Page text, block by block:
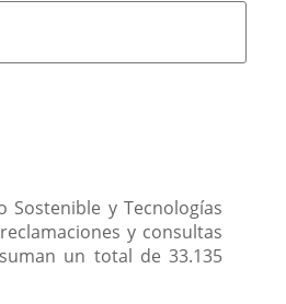
Sostenible y Tecnologías
y consultas
un total de 33.135